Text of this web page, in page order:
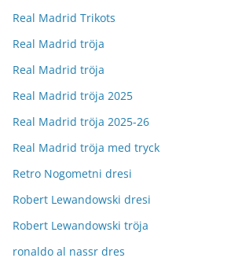
Real Madrid Trikots
Real Madrid tröja
Real Madrid tröja
Real Madrid tröja 2025
Real Madrid tröja 2025-26
Real Madrid tröja med tryck
Retro Nogometni dresi
Robert Lewandowski dresi
Robert Lewandowski tröja
ronaldo al nassr dres